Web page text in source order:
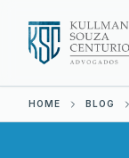
HOME BLOG